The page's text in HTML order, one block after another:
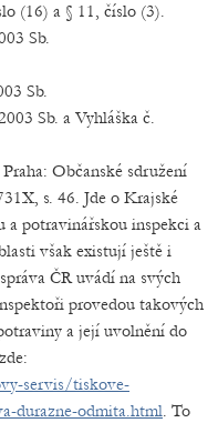
(16) a § 11, číslo (3).
Sb.
Sb.
Sb. a Vyhláška č.
Občanské sdružení
s. 46. Jde o Krajské
a potravinářskou inspekci a
však existují ještě i
ČR uvádí na svých
provedou takových
a její uvolnění do
servis/tiskove-
durazne-odmita.html. To